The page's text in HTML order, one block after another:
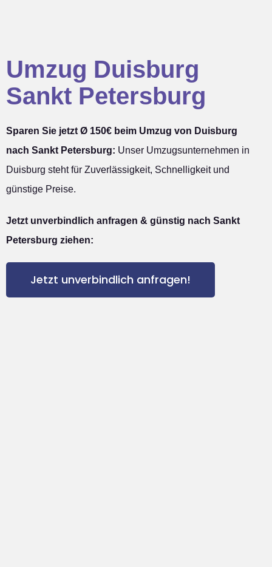
Umzug Duisburg
Sankt Petersburg
Sparen Sie jetzt Ø 150€ beim Umzug von Duisburg
nach Sankt Petersburg: Unser Umzugsunternehmen in
Duisburg steht für Zuverlässigkeit, Schnelligkeit und
günstige Preise.
Jetzt unverbindlich anfragen & günstig nach Sankt
Petersburg ziehen:
Jetzt unverbindlich anfragen!